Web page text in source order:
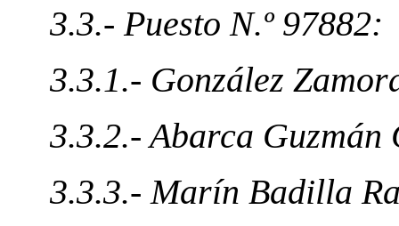
3.3.- Puesto N.º 97882:
3.3.1.- González
3.3.2.- Abarca Guzmán
3.3.3.- Marín Badilla